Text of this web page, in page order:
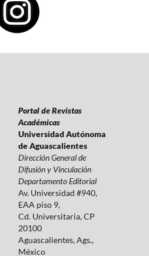
Portal de Revistas
Académicas
Universidad Autónoma
de Aguascalientes
Dirección General de
Difusión y Vinculación
Departamento Editorial
Av. Universidad #940,
EAA piso 9,
Cd. Universitaria, CP
20100
Aguascalientes, Ags.,
México